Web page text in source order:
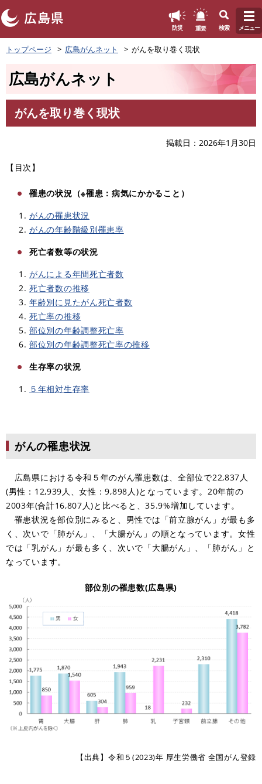
ペ
ー
頭
す
防災 重要 検索 メニュー
トップページ 広島がんネット がんを取り巻く現状
広島がんネット
文
がんを取り巻く現状
掲載日 2026年1月30日
【目次】
罹患の状況（※罹患：病気にかかること）
がんの罹患状況
がんの年齢階級別罹患率
死亡者数等の状況
がんによる年間死亡者数
死亡者数の推移
年齢別に見たがん死亡者数
死亡率の推移
部位別の年齢調整死亡率
部位別の年齢調整死亡率の推移
生存率の状況
５年相対生存率
がんの罹患状況
広島県における令和５年のがん罹患数は、全部位で22,837人
(男性：12,939人、女性：9,898人)となっています。20年前の
2003年(合計16,807人)と比べると、35.9%増加しています。
罹患状況を部位別にみると、男性では「前立腺がん」が最も多
く、次いで「肺がん」、「大腸がん」の順となっています。女性
では「乳がん」が最も多く、次いで「大腸がん」、「肺がん」と
なっています。
部位別の罹患数(広島県)
【出典】令和５(2023)年 厚生労働省 全国がん登録